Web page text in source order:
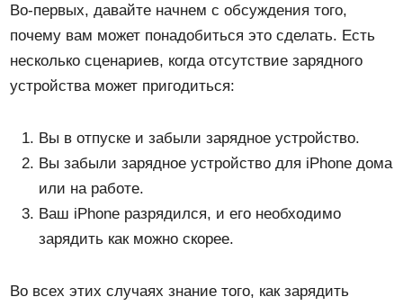
Во-первых, давайте начнем с обсуждения того,
почему вам может понадобиться это сделать. Есть
несколько сценариев, когда отсутствие зарядного
устройства может пригодиться:
Вы в отпуске и забыли зарядное устройство.
Вы забыли зарядное устройство для iPhone дома
или на работе.
Ваш iPhone разрядился, и его необходимо
зарядить как можно скорее.
Во всех этих случаях знание того, как зарядить